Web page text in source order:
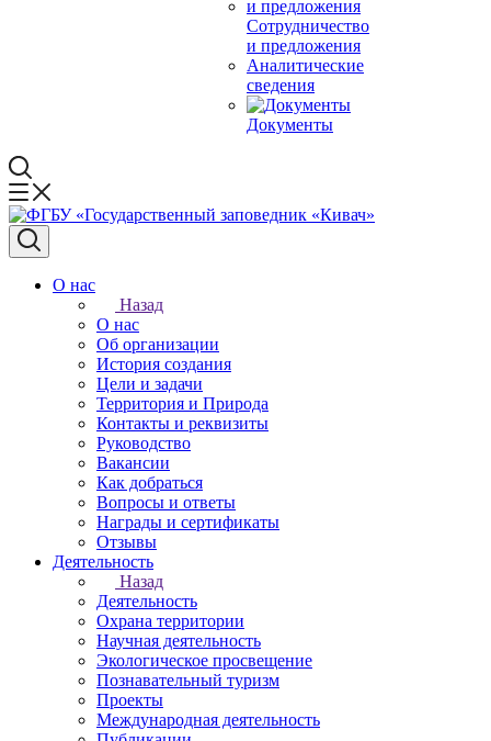
Сотрудничество
и предложения
Аналитические
сведения
Документы
О нас
Назад
О нас
Об организации
История создания
Цели и задачи
Территория и Природа
Контакты и реквизиты
Руководство
Вакансии
Как добраться
Вопросы и ответы
Награды и сертификаты
Отзывы
Деятельность
Назад
Деятельность
Охрана территории
Научная деятельность
Экологическое просвещение
Познавательный туризм
Проекты
Международная деятельность